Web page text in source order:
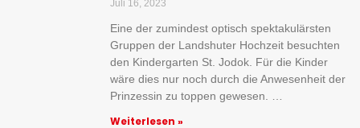
Juli 16, 2023
Eine der zumindest optisch spektakulärsten
Gruppen der Landshuter Hochzeit besuchten
den Kindergarten St. Jodok. Für die Kinder
wäre dies nur noch durch die Anwesenheit der
Prinzessin zu toppen gewesen. …
Weiterlesen »